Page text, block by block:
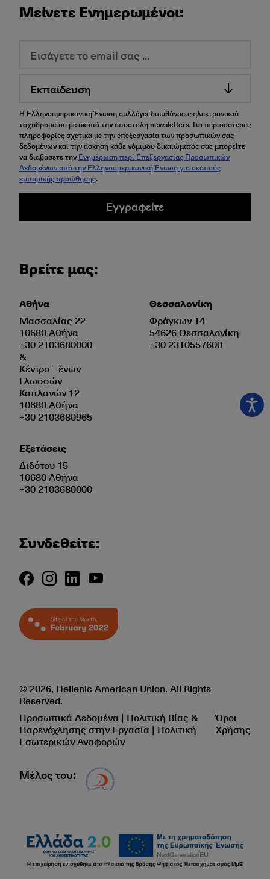
Μείνετε Ενημερωμένοι:
Εκπαίδευση
Η Ελληνοαμερικανική Ένωση συλλέγει διευθύνσεις ηλεκτρονικού
ταχυδρομείου με σκοπό την αποστολή newsletters. Για περισσότερες
πληροφορίες σχετικά με την επεξεργασία των προσωπικών σας
δεδομένων και την άσκηση κάθε νόμιμου δικαιώματός σας μπορείτε
να διαβάσετε την Ενημέρωση περί Επεξεργασίας Προσωπικών
Δεδομένων από την Ελληνοαμερικανική Ένωση για σκοπούς
εμπορικής προώθησης.
Εγγραφείτε
Βρείτε μας:
Αθήνα
Μασσαλίας 22
10680 Αθήνα
+30 2103680000
&
Κέντρο Ξένων
Γλωσσών
Καπλανών 12
10680 Αθήνα
+30 2103680965
Εξετάσεις
Διδότου 15
10680 Αθήνα
+30 2103680000
Θεσσαλονίκη
Φράγκων 14
54626 Θεσσαλονίκη
+30 2310557600
Συνδεθείτε:
© 2026, Hellenic American Union. All Rights
Reserved.
Προσωπικά Δεδομένα | Πολιτική Βίας &
Παρενόχλησης στην Εργασία | Πολιτική
Εσωτερικών Αναφορών
Όροι
Χρήσης
Μέλος του: